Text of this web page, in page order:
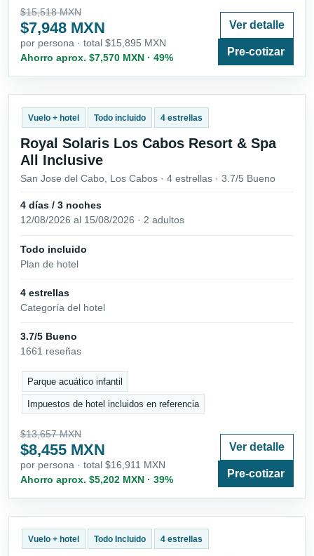
$15,518 MXN
$7,948 MXN
por persona · total $15,895 MXN
Ahorro aprox. $7,570 MXN · 49%
Ver detalle
Pre-cotizar
Vuelo + hotel Todo incluido 4 estrellas
Royal Solaris Los Cabos Resort & Spa
All Inclusive
San Jose del Cabo, Los Cabos · 4 estrellas · 3.7/5 Bueno
4 días / 3 noches
12/08/2026 al 15/08/2026 · 2 adultos
Todo incluido
Plan de hotel
4 estrellas
Categoría del hotel
3.7/5 Bueno
1661 reseñas
Parque acuático infantil
Impuestos de hotel incluidos en referencia
$13,657 MXN
$8,455 MXN
por persona · total $16,911 MXN
Ahorro aprox. $5,202 MXN · 39%
Ver detalle
Pre-cotizar
Vuelo + hotel Todo Incluido 4 estrellas